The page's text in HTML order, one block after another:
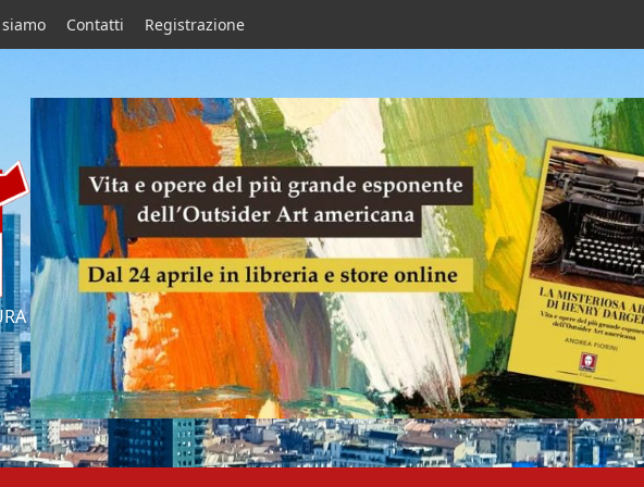
Contatti Registrazione